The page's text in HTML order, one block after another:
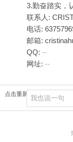
3.勤奋踏实，
联系人:
电话:
邮箱:
QQ: --
网址: --
点击重新加载